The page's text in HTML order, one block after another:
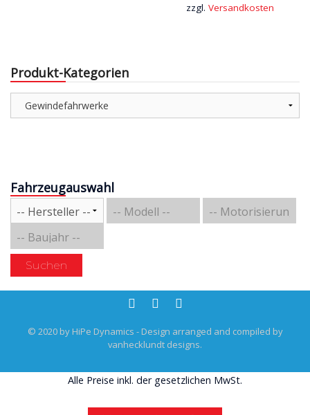
zzgl.Versandkosten
Produkt-Kategorien
Fahrzeugauswahl
Suchen
© 2020 by HiPe Dynamics - Design arranged and compiled by
vanhecklundt designs.
Alle Preise inkl. der gesetzlichen MwSt.